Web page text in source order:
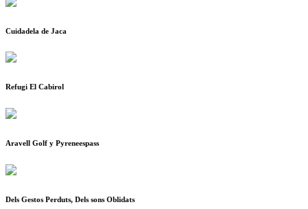
Cuidadela de Jaca
Refugi El Cabirol
Aravell Golf y Pyreneespass
Dels Gestos Perduts, Dels sons Oblidats